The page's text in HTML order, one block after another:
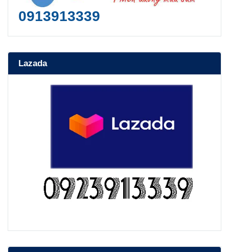
0913913339
Lazada